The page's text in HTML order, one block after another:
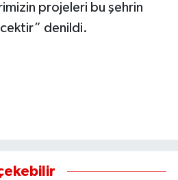
projeleri bu şehrin
denildi.